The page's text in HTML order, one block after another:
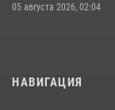
05 августа 2026, 02:04
НАВИГАЦИЯ